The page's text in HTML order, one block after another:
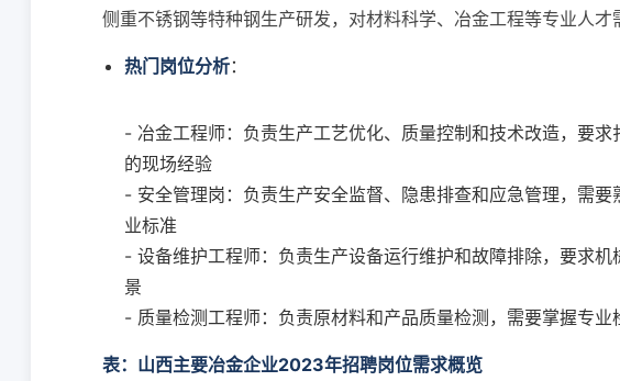
侧重不锈钢等特种钢生产研发，对材料科学、冶金工程等专业人才
热门岗位分析：
- 冶金工程师：负责生产工艺优化、质量控制和技术改造，要求
的现场经验
- 安全管理岗：负责生产安全监督、隐患排查和应急管理，需要
业标准
- 设备维护工程师：负责生产设备运行维护和故障排除，要求机
景
- 质量检测工程师：负责原材料和产品质量检测，需要掌握专业
表：山西主要冶金企业2023年招聘岗位需求概览